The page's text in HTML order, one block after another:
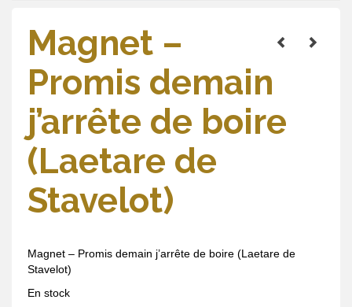
Magnet –
Promis demain
j’arrête de boire
(Laetare de
Stavelot)
Magnet – Promis demain j’arrête de boire (Laetare de
Stavelot)
En stock